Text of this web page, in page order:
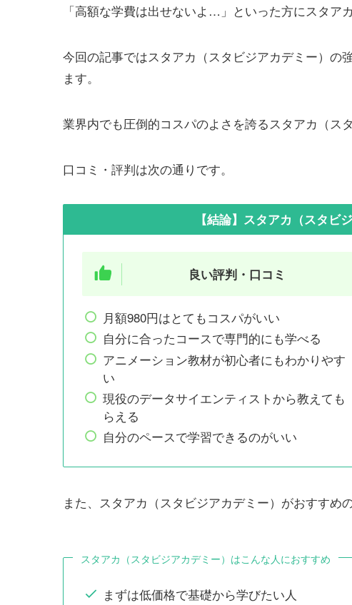
「高額な学費は出せないよ…」といった方にスタア
今回の記事ではスタアカ（スタビジアカデミー）の
ます。
業界内でも圧倒的コスパのよさを誇るスタアカ（ス
口コミ・評判は次の通りです。
【結論】スタアカ（スタビ
良い評判・口コミ
月額980円はとてもコスパがいい
自分に合ったコースで専門的にも学べる
アニメーション教材が初心者にもわかりやす
い
現役のデータサイエンティストから教えても
らえる
自分のペースで学習できるのがいい
また、スタアカ（スタビジアカデミー）がおすすめ
スタアカ（スタビジアカデミー）はこんな人におすすめ
まずは低価格で基礎から学びたい人